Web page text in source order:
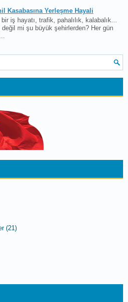
Kasabasına Yerleşme Hayali
iş hayatı, trafik, pahalılık, kalabalık...
değil mi şu büyük şehirlerden? Her gün
(21)